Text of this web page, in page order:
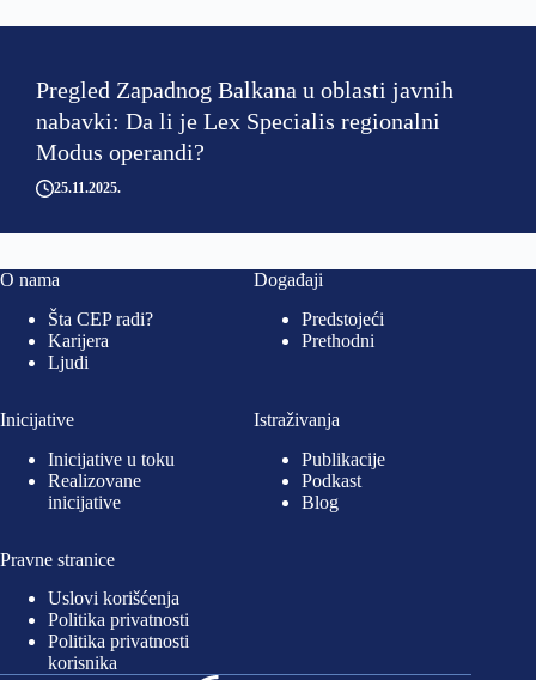
Pregled Zapadnog Balkana u oblasti javnih
nabavki: Da li je Lex Specialis regionalni
Modus operandi?
25.11.2025
O nama
Šta CEP radi?
Karijera
Ljudi
Događaji
Predstojeći
Prethodni
Inicijative
Inicijative u toku
Realizovane
inicijative
Istraživanja
Publikacije
Podkast
Blog
Pravne stranice
Uslovi korišćenja
Politika privatnosti
Politika privatnosti
korisnika